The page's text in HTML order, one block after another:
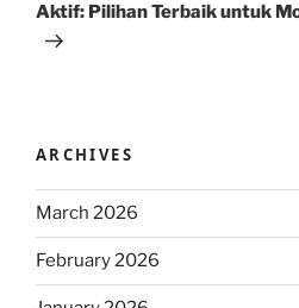
Aktif: Pilihan Terbaik untuk
ARCHIVES
March 2026
February 2026